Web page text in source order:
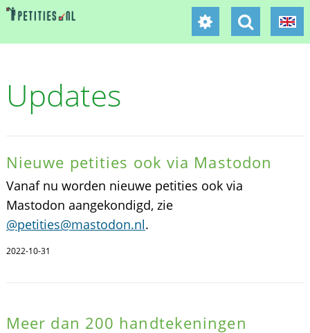
Updates
Nieuwe petities ook via Mastodon
Vanaf nu worden nieuwe petities ook via
Mastodon aangekondigd, zie
@petities@mastodon.nl.
2022-10-31
Meer dan 200 handtekeningen